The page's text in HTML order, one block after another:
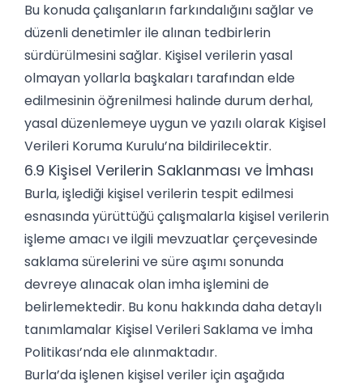
Bu konuda çalışanların farkındalığını sağlar ve
düzenli denetimler ile alınan tedbirlerin
sürdürülmesini sağlar. Kişisel verilerin yasal
olmayan yollarla başkaları tarafından elde
edilmesinin öğrenilmesi halinde durum derhal,
yasal düzenlemeye uygun ve yazılı olarak Kişisel
Verileri Koruma Kurulu’na bildirilecektir.
6.9 Kişisel Verilerin Saklanması ve İmhası
Burla, işlediği kişisel verilerin tespit edilmesi
esnasında yürüttüğü çalışmalarla kişisel verilerin
işleme amacı ve ilgili mevzuatlar çerçevesinde
saklama sürelerini ve süre aşımı sonunda
devreye alınacak olan imha işlemini de
belirlemektedir. Bu konu hakkında daha detaylı
tanımlamalar Kişisel Verileri Saklama ve İmha
Politikası’nda ele alınmaktadır.
Burla’da işlenen kişisel veriler için aşağıda